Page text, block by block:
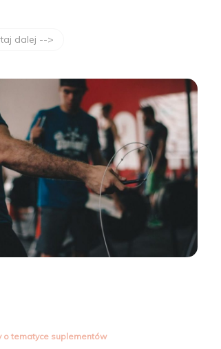
dalej -->
o tematyce suplementów